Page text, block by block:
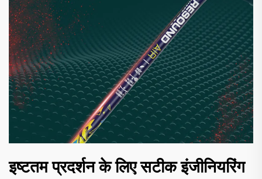
इष्टतम प्रदर्शन के लिए सटीक इंजीनियरिंग